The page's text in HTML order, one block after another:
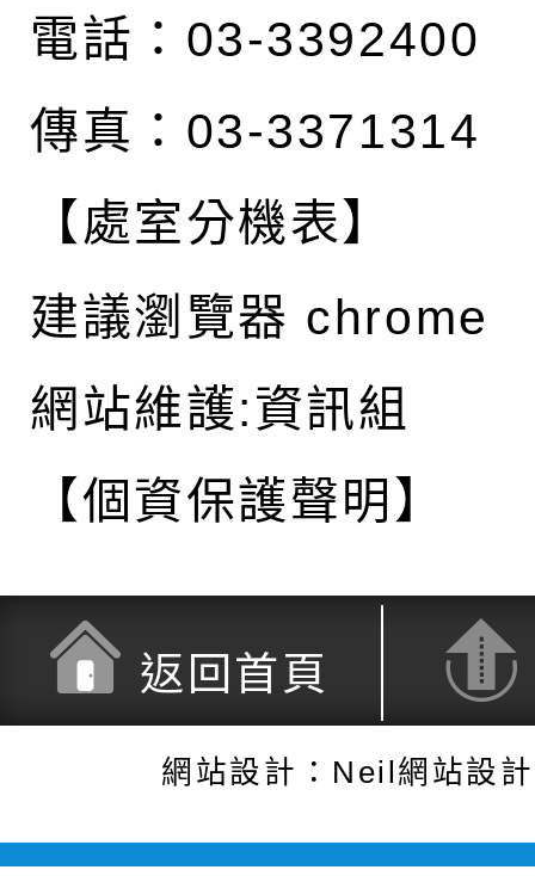
電話：03-3392400
傳真：03-3371314
【處室分機表】
建議瀏覽器 chrome
網站維護:資訊組
【個資保護聲明】
返回首頁
網站設計：Neil網站設